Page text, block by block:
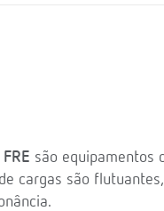
são equipamentos
cargas são